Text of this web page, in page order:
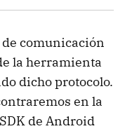
comunicación
la herramienta
dicho protocolo.
en la
de Android